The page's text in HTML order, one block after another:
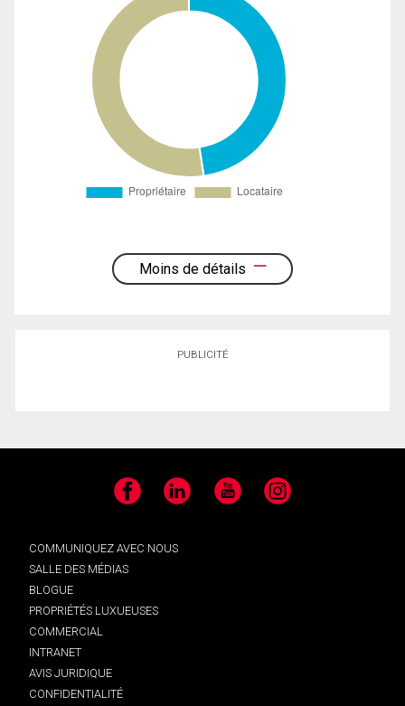
Moins de détails
PUBLICITÉ
Facebook LinkedIn YouTube Instagram
COMMUNIQUEZ AVEC NOUS
SALLE DES MÉDIAS
BLOGUE
PROPRIÉTÉS LUXUEUSES
COMMERCIAL
INTRANET
AVIS JURIDIQUE
CONFIDENTIALITÉ